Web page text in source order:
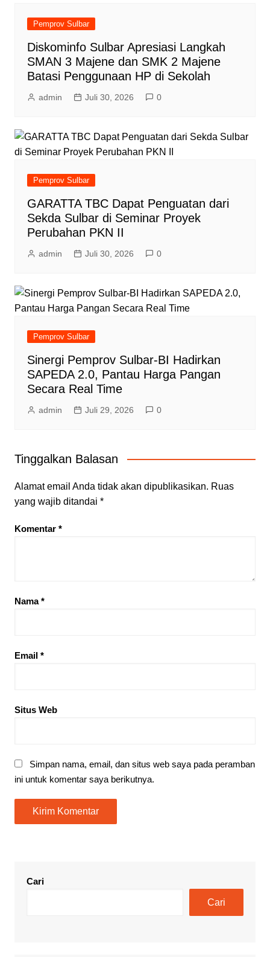
Pemprov Sulbar
Diskominfo Sulbar Apresiasi Langkah
SMAN 3 Majene dan SMK 2 Majene
Batasi Penggunaan HP di Sekolah
admin Juli 30, 2026 0
Pemprov Sulbar
GARATTA TBC Dapat Penguatan dari
Sekda Sulbar di Seminar Proyek
Perubahan PKN II
admin Juli 30, 2026 0
Pemprov Sulbar
Sinergi Pemprov Sulbar-BI Hadirkan
SAPEDA 2.0, Pantau Harga Pangan
Secara Real Time
admin Juli 29, 2026 0
Tinggalkan Balasan
Alamat email Anda tidak akan dipublikasikan. Ruas
yang wajib ditandai *
Komentar *
Nama*
Email *
Situs Web
Simpan nama, email, dan situs web saya pada peramban
ini untuk komentar saya berikutnya.
Cari
Cari